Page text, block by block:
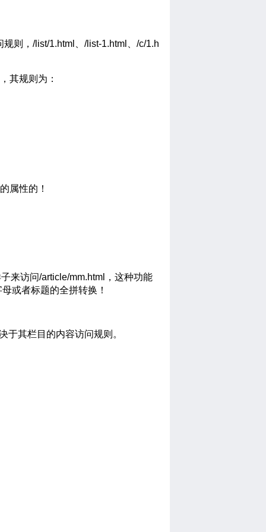
规则，/list/1.html、/list-1.html、/c/1.h
其规则为：
属性的！
访问/article/mm.html，这种功能
或者标题的全拼转换！
其栏目的内容访问规则。